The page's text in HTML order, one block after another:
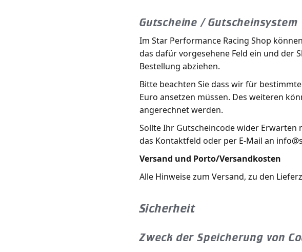
Gutscheine / Gutscheinsystem
Im Star Performance Racing Shop
das dafür vorgesehene Feld ein und der
Bestellung abziehen.
Bitte beachten Sie dass wir für
Euro ansetzen müssen. Des weiteren
angerechnet werden.
Sollte Ihr Gutscheincode wider
das Kontaktfeld oder per E-Mail an
Versand und Porto/Versandkosten
Alle Hinweise zum Versand, zu den
Sicherheit
Zweck der Speicherung von